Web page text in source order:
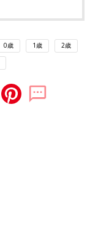
0歳 1歳 2歳